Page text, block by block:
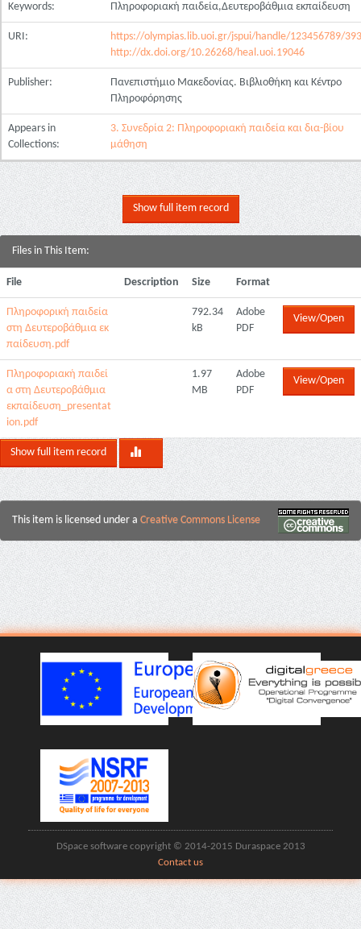
Keywords: Πληροφοριακή παιδεία,Δευτεροβάθμια εκπαίδευση
URI:
https://olympias.lib.uoi.gr/jspui/handle/123456789/
http://dx.doi.org/10.26268/heal.uoi.19046
Publisher:
Πανεπιστήμιο Μακεδονίας. Βιβλιοθήκη και Κέντρο
Πληροφόρησης
Appears in
Collections:
3. Συνεδρία 2: Πληροφοριακή παιδεία και δια-βίου
μάθηση
Show full item record
Files in This Item:
File Description Size Format
Πληροφορική παιδεία
στη Δευτεροβάθμια εκ
παίδευση.pdf
792.34
kB
Adobe
PDF
View/Open
Πληροφοριακή παιδεί
α στη Δευτεροβάθμια
εκπαίδευση_presentat
ion.pdf
1.97
MB
Adobe
PDF
View/Open
Show full item record
This item is licensed under a Creative Commons License
DSpace software copyright © 2014-2015 Duraspace 2013
Contact us